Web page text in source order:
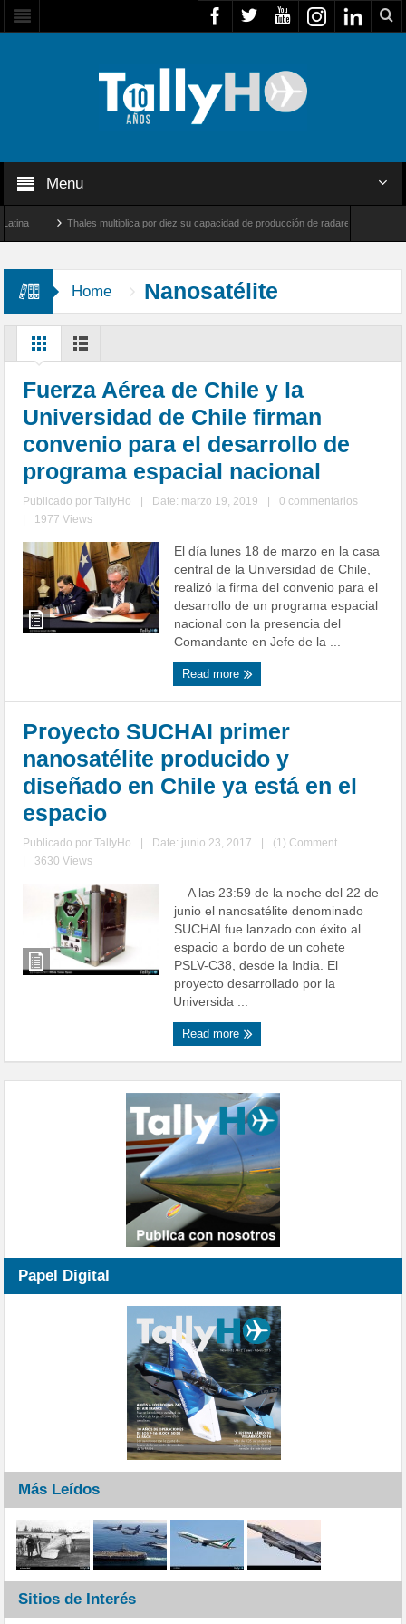
Menu
Thales multiplica por diez su capacidad de producción de radares en Brasil
Home Nanosatélite
Fuerza Aérea de Chile y la
Universidad de Chile firman
convenio para el desarrollo de
programa espacial nacional
Publicado porTallyHo Date: marzo 19, 2019
0 commentarios
1977 Views
El día lunes 18 de marzo en la casa
central de la Universidad de Chile,
realizó la firma del convenio para el
desarrollo de un programa espacial
nacional con la presencia del
Comandante en Jefe de la ...
Read more
Proyecto SUCHAI primer
nanosatélite producido y
diseñado en Chile ya está en el
espacio
Publicado porTallyHo Date: junio 23, 2017
(1) Comment
3630 Views
A las 23:59 de la noche del 22 de
junio el nanosatélite denominado
SUCHAI fue lanzado con éxito al
espacio a bordo de un cohete
PSLV-C38, desde la India. El
proyecto desarrollado por la
Universida ...
Read more
Papel Digital
Más Leídos
Sitios de Interés